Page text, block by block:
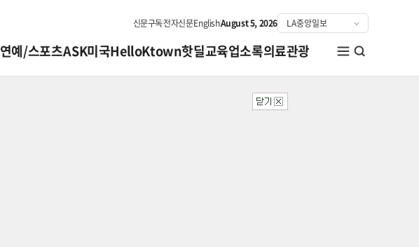
신문구독전자신문EnglishAugust 5, 2026
연예/스포츠ASK미국HelloKtown핫딜교육업소록의료관광